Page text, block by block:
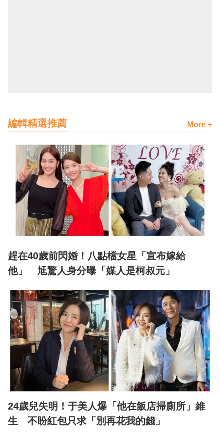
編輯精選推薦 More +
趕在40歲前閃婚！八點檔女星「宣布嫁給
他」 尪驚人身分曝「媒人是柯叔元」
24歲兒失明！于美人爆「他在飯店掃廁所」維
生 不盼紅包只求「別再花我的錢」